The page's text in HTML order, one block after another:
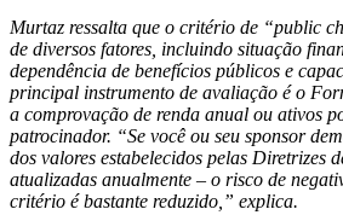
Murtaz ressalta que o critério de “public
de diversos fatores, incluindo situação
dependência de benefícios públicos e
principal instrumento de avaliação é o
a comprovação de renda anual ou ativos
patrocinador. “Se você ou seu sponsor
dos valores estabelecidos pelas Diretrizes
atualizadas anualmente – o risco de
critério é bastante reduzido,” explica.